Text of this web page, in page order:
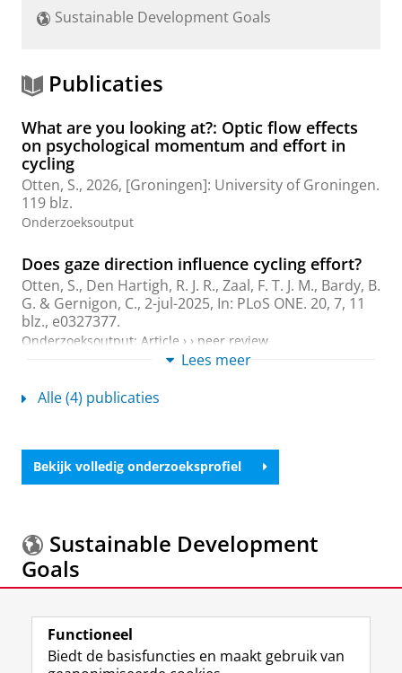
h
r
t
l
Sustainable Development Goals
Publicaties
What are you looking at?: Optic flow effects
on psychological momentum and effort in
cycling
Otten, S., 2026, [Groningen]: University of Groningen.
119 blz.
Onderzoeksoutput
Does gaze direction influence cycling effort?
Otten, S., Den Hartigh, R. J. R., Zaal, F. T. J. M., Bardy, B.
G. & Gernigon, C., 2-jul-2025, In: PLoS ONE. 20, 7, 11
blz., e0327377.
Onderzoeksoutput: Article › › peer review
go faster
Science.
101 ,11 blz. , 103353.
Onderzoeksoutput: Article › ›peer review
motor performance, and the effects of
differential learning
den Hartigh, R.
12-aug-2021,In:Frontiers in Human Neuroscience.
15,10 blz., 715375.
Onderzoeksoutput
Lees meer
Alle (4) publicaties
Bekijk volledig onderzoeksprofiel
Sustainable Development
Goals
Meer informatie over deSustainable Development
Goals.Functioneel
Biedt de basisfuncties en maakt gebruik van